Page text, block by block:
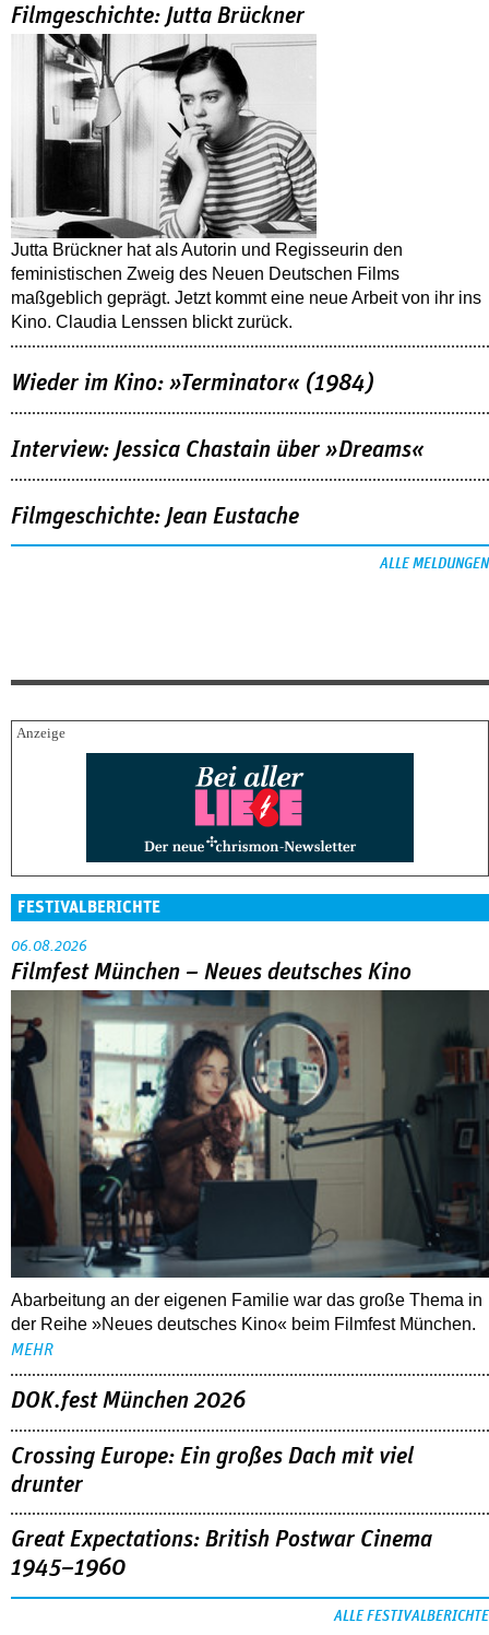
Filmgeschichte: Jutta Brückner
Jutta Brückner hat als Autorin und Regisseurin den
feministischen Zweig des Neuen Deutschen Films
maßgeblich geprägt. Jetzt kommt eine neue Arbeit von ihr ins
Kino. Claudia Lenssen blickt zurück.
Wieder im Kino: »Terminator« (1984)
Interview: Jessica Chastain über »Dreams«
Filmgeschichte: Jean Eustache
ALLE MELDUNGEN
FESTIVALBERICHTE
06.08.2026
Filmfest München – Neues deutsches Kino
Abarbeitung an der eigenen Familie war das große Thema in
der Reihe »Neues deutsches Kino« beim Filmfest München.
MEHR
DOK.fest München 2026
Crossing Europe: Ein großes Dach mit viel
drunter
Great Expectations: British Postwar Cinema
1945–1960
ALLE FESTIVALBERICHTE